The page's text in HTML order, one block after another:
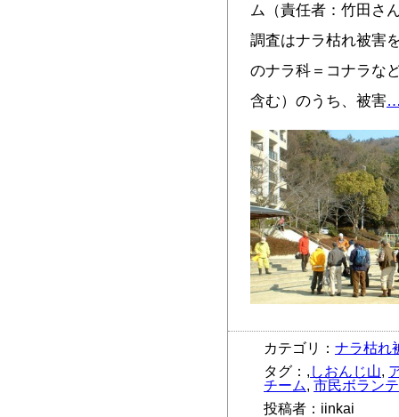
ム（責任者：竹田さ
調査はナラ枯れ被害
のナラ科＝コナラな
含む）のうち、被害
カテゴリ： ナラ枯れ
タグ：, しおんじ山,
チーム, 市民ボラン
投稿者：iinkai